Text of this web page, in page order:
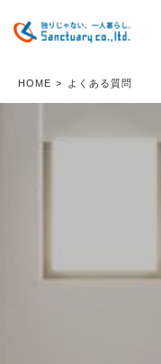
HOME > よくある質問